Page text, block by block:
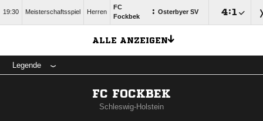
19:30 Meisterschaftsspiel Herren
FC
Fockbek
: Osterbyer SV :
ALLE ANZEIGEN
Legende
FC FOCKBEK
Schleswig-Holstein